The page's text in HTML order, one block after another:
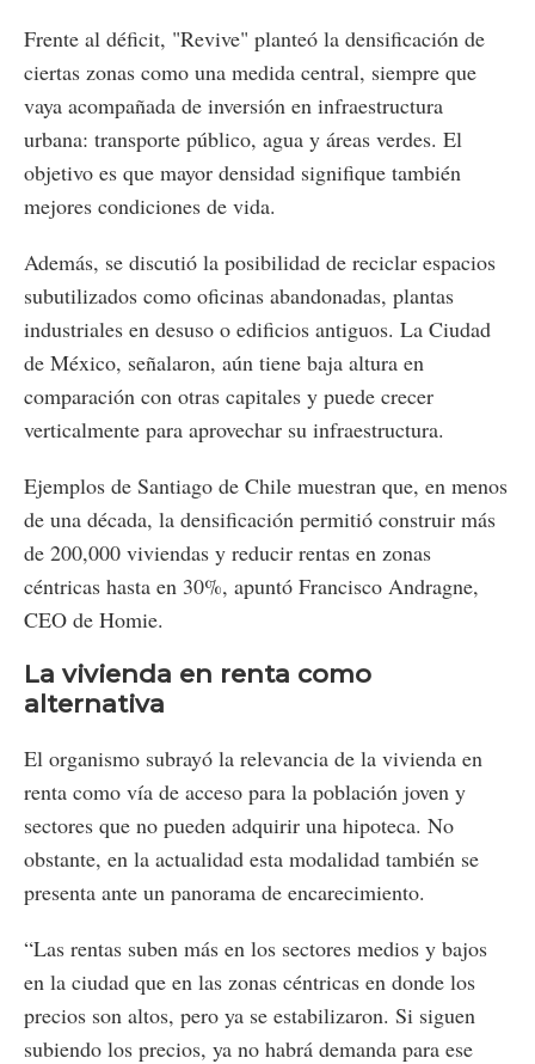
Frente al déficit, "Revive" planteó la densificación de
ciertas zonas como una medida central, siempre que
vaya acompañada de inversión en infraestructura
urbana: transporte público, agua y áreas verdes. El
objetivo es que mayor densidad signifique también
mejores condiciones de vida.
Además, se discutió la posibilidad de reciclar espacios
subutilizados como oficinas abandonadas, plantas
industriales en desuso o edificios antiguos. La Ciudad
de México, señalaron, aún tiene baja altura en
comparación con otras capitales y puede crecer
verticalmente para aprovechar su infraestructura.
Ejemplos de Santiago de Chile muestran que, en menos
de una década, la densificación permitió construir más
de 200,000 viviendas y reducir rentas en zonas
céntricas hasta en 30%, apuntó Francisco Andragne,
CEO de Homie.
La vivienda en renta como
alternativa
El organismo subrayó la relevancia de la vivienda en
renta como vía de acceso para la población joven y
sectores que no pueden adquirir una hipoteca. No
obstante, en la actualidad esta modalidad también se
presenta ante un panorama de encarecimiento.
“Las rentas suben más en los sectores medios y bajos
en la ciudad que en las zonas céntricas en donde los
precios son altos, pero ya se estabilizaron. Si siguen
subiendo los precios, ya no habrá demanda para ese